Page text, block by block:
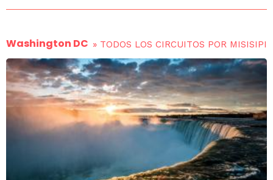
» TODOS LOS CIRCUITOS POR MISISIPI
Washington DC